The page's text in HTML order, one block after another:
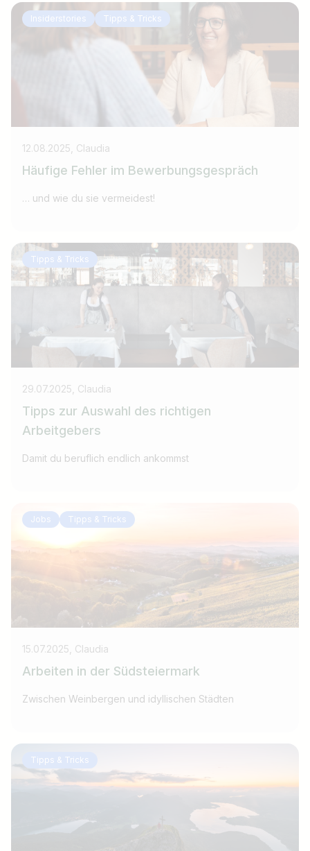
Insiderstories Tipps & Tricks
12.08.2025, Claudia
Häufige Fehler im Bewerbungsgespräch
… und wie du sie vermeidest!
Tipps & Tricks
29.07.2025, Claudia
Tipps zur Auswahl des richtigen
Arbeitgebers
Damit du beruflich endlich ankommst
Jobs Tipps & Tricks
15.07.2025, Claudia
Arbeiten in der Südsteiermark
Zwischen Weinbergen und idyllischen Städten
Tipps & Tricks